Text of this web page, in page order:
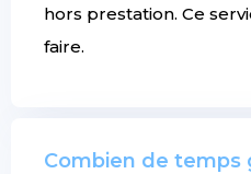
hors prestation. Ce
faire.
Combien de temps